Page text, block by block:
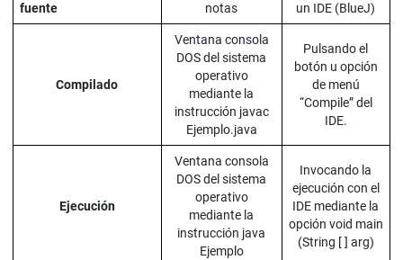
fuente
notas
un IDE (BlueJ)
Compilado
Ventana consola
DOS del sistema
operativo
mediante la
instrucción javac
Ejemplo.java
Pulsando el
botón u opción
de menú
“Compile” del
IDE.
Ejecución
Ventana consola
DOS del sistema
operativo
mediante la
instrucción java
Ejemplo
Invocando la
ejecución con el
IDE mediante la
opción void main
(String [ ] arg)